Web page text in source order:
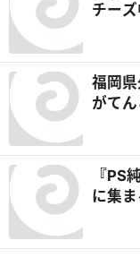
チー
ー店
福岡
がて
ハウ
『PS
に集